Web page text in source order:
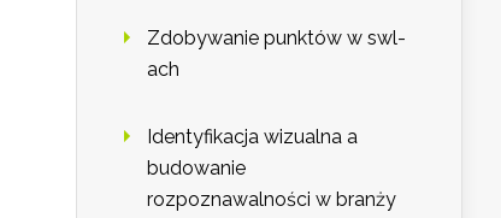
Zdobywanie punktów w swl-
ach
Identyfikacja wizualna a
budowanie
rozpoznawalności w branży